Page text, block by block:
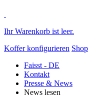
Ihr Warenkorb ist leer.
Koffer konfigurieren Shop
Faisst - DE
Kontakt
Presse & News
News lesen